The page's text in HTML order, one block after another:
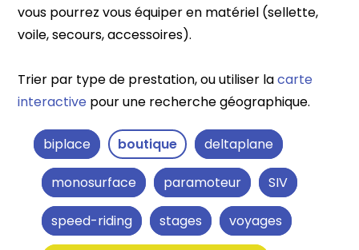
vous pourrez vous équiper en matériel (sellette,
voile, secours, accessoires).
Trier par type de prestation, ou utiliser lacarte
interactive pour une recherche géographique.
biplace boutique deltaplane
monosurface paramoteur SIV
speed-riding stages voyages